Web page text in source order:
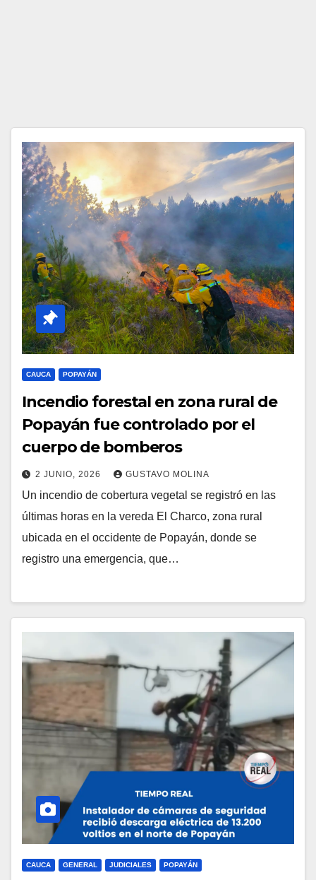
CAUCA POPAYÁN
Incendio forestal en zona rural de
Popayán fue controlado por el
cuerpo de bomberos
2 JUNIO, 2026 GUSTAVO MOLINA
Un incendio de cobertura vegetal se registró en las
últimas horas en la vereda El Charco, zona rural
ubicada en el occidente de Popayán, donde se
registro una emergencia, que…
CAUCA GENERAL JUDICIALES POPAYÁN